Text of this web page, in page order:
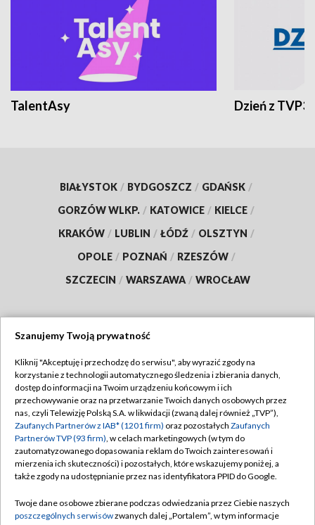
TalentAsy Dzień z TVP3
BIAŁYSTOK / BYDGOSZCZ / GDAŃSK /
GORZÓW WLKP. / KATOWICE / KIELCE /
KRAKÓW / LUBLIN / ŁÓDŹ / OLSZTYN /
OPOLE / POZNAŃ / RZESZÓW /
SZCZECIN / WARSZAWA / WROCŁAW
TVP
Abonament TVP
Emisja w TVP
Centrum informacji TVP
Naziemna Telewizja Cyfrowa
Rada Programowa
Regulamin TVP
Polityka prywatności
Moje zgody
Pomoc
Kontakt
Szanujemy Twoją prywatność
Kliknij "Akceptuję i przechodzę do serwisu", aby wyrazić zgody na
korzystanie z technologii automatycznego śledzenia i zbierania danych,
dostęp do informacji na Twoim urządzeniu końcowym i ich
przechowywanie oraz na przetwarzanie Twoich danych osobowych przez
nas, czyli Telewizję Polską S.A. w likwidacji (zwaną dalej również „TVP”),
Zaufanych Partnerów z IAB* (1201 firm) oraz pozostałych Zaufanych
Partnerów TVP (93 firm), w celach marketingowych (w tym do
zautomatyzowanego dopasowania reklam do Twoich zainteresowań i
mierzenia ich skuteczności) i pozostałych, które wskazujemy poniżej, a
także zgody na udostępnianie przez nas identyfikatora PPID do Google.
Twoje dane osobowe zbierane podczas odwiedzania przez Ciebie naszych
poszczególnych serwisówzwanych dalej „Portalem”, w tym informacje